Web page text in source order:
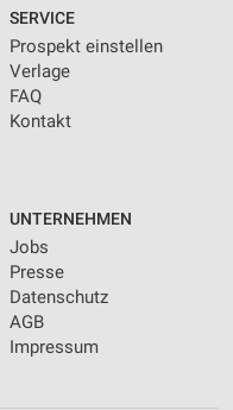
SERVICE
Prospekt einstellen
Verlage
FAQ
Kontakt
UNTERNEHMEN
Jobs
Presse
Datenschutz
AGB
Impressum